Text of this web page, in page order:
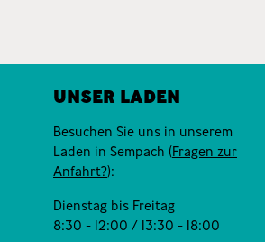
UNSER LADEN
Besuchen Sie uns in unserem
Laden in Sempach (Fragen zur
Anfahrt?):
Dienstag bis Freitag
8:30 - 12:00 / 13:30 - 18:00